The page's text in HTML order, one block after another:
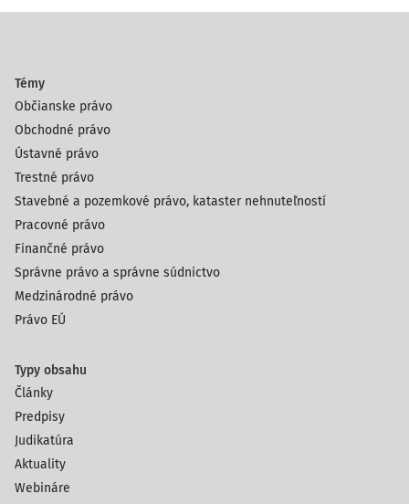
Témy
Občianske právo
Obchodné právo
Ústavné právo
Trestné právo
Stavebné a pozemkové právo, kataster nehnuteľností
Pracovné právo
Finančné právo
Správne právo a správne súdnictvo
Medzinárodné právo
Právo EÚ
Typy obsahu
Články
Predpisy
Judikatúra
Aktuality
Webináre